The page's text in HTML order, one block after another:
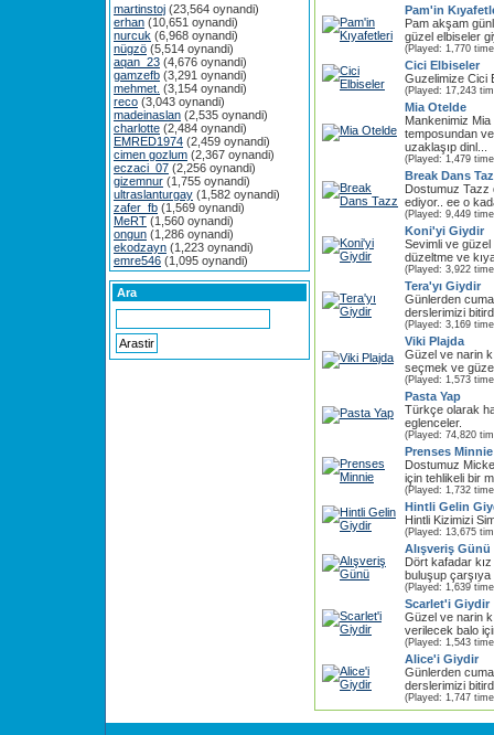
martinstoj (23,564 oynandi)
erhan (10,651 oynandi)
nurcuk (6,968 oynandi)
nügzö (5,514 oynandi)
aqan_23 (4,676 oynandi)
gamzefb (3,291 oynandi)
mehmet. (3,154 oynandi)
reco (3,043 oynandi)
madeinaslan (2,535 oynandi)
charlotte (2,484 oynandi)
EMRED1974 (2,459 oynandi)
cimen gozlum (2,367 oynandi)
eczaci_07 (2,256 oynandi)
gizemnur (1,755 oynandi)
ultraslanturgay (1,582 oynandi)
zafer_fb (1,569 oynandi)
MeRT (1,560 oynandi)
ongun (1,286 oynandi)
ekodzayn (1,223 oynandi)
emre546 (1,095 oynandi)
Ara
Pam'in
Pam akşam
güzel elbiseler
(Played: 1,770
Cici Elbiseler
Guzelimize Cici
(Played: 17,243
Mia Otelde
Mankenimiz Mia
temposundan
uzaklaşıp dinl...
(Played: 1,479
Break Dans
Dostumuz Tazz
ediyor.. ee o
(Played: 9,449
Koni'yi Giydir
Sevimli ve güzel
düzeltme ve
(Played: 3,922
Tera'yı Giydir
Günlerden
derslerimizi
(Played: 3,169
Viki Plajda
Güzel ve narin
seçmek ve
(Played: 1,573
Pasta Yap
Türkçe olarak
eglenceler.
(Played: 74,820
Prenses Minnie
Dostumuz
için tehlikeli bir
(Played: 1,732
Hintli Gelin
Hintli Kizimizi
(Played: 13,675
Alışveriş Günü
Dört kafadar
buluşup çarşıya
(Played: 1,639
Scarlet'i Giydir
Güzel ve narin
verilecek balo
(Played: 1,543
Alice'i Giydir
Günlerden
derslerimizi
(Played: 1,747